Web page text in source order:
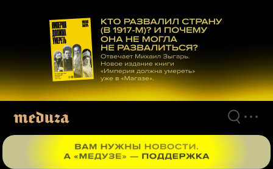
материалам